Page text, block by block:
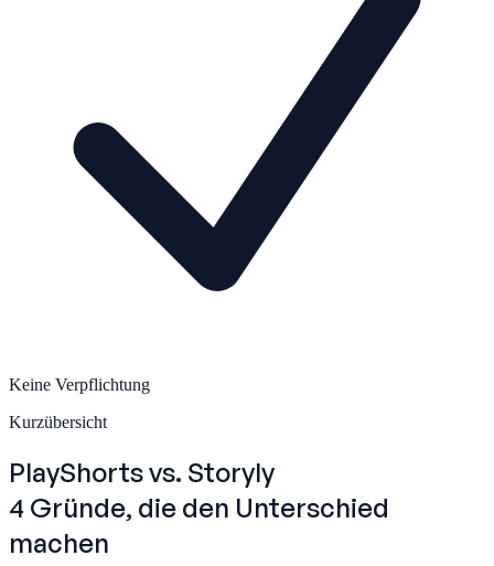
Keine Verpflichtung
Kurzübersicht
PlayShortsvs. Storyly
4 Gründe, die den Unterschied
machen